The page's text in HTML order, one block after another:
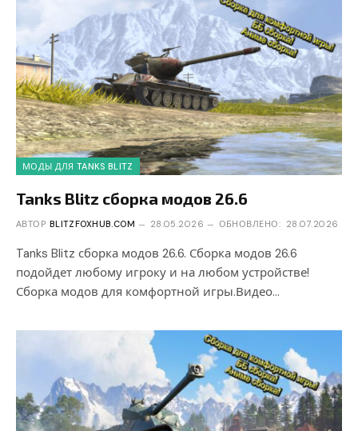
МОДЫ ДЛЯ TANKS BLITZ
Tanks Blitz сборка модов 26.6
АВТОР BLITZFOXHUB.COM 28.05.2026 ОБНОВЛЕНО: 28.07.2026
Tanks Blitz сборка модов 26.6. Сборка модов 26.6
подойдет любому игроку и на любом устройстве!
Сборка модов для комфортной игры.Видео…